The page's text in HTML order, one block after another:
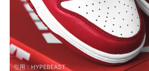
引用：HYPEBEAST